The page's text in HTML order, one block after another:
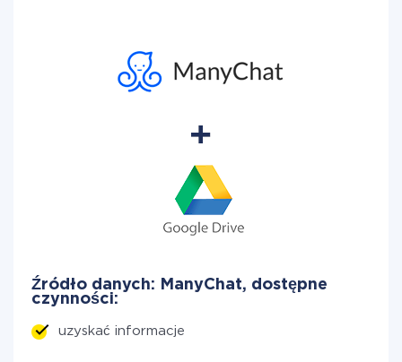
Źródło danych: ManyChat, dostępne
czynności:
uzyskać informacje